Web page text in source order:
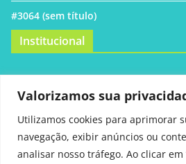
Valorizamos sua
Utilizamos cookies para aprimorar
navegação, exibir anúncios ou
analisar nosso tráfego. Ao clicar em
#3064 (sem título)
Institucional
Políticas de comentários